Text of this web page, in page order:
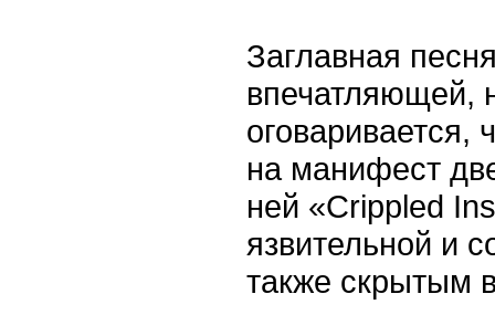
Заглавная
впечатляющей,
оговаривается,
на манифест
ней «Crippled
язвительной и
также скрытым